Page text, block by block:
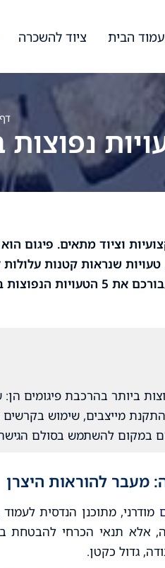
עמוד הבית ציוד להשכרה
וציוד מתאים. פיגום
שנראות קטנות
על דגלה בטיחות ואיכות,
ביותר בהרכבת פיגומים הן:
התקנת מייצבים, שימוש
במקום להשתמש בסולם
מעבר להוראות היצרן
מודרני, מתוכנן הנדסית
אלא תנאי הכרחי להבטחת
גדול כקטן.